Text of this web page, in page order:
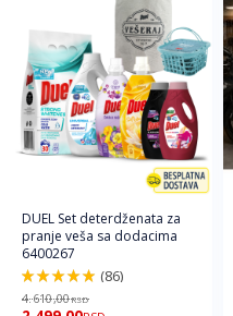
DUEL Set deterdženata za
pranje veša sa dodacima
6400267
98%
(86)
4.610,00RSD